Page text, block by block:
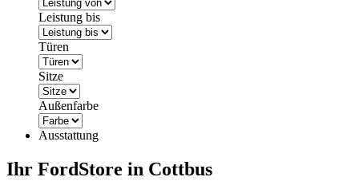
Leistung bis
Türen
Sitze
Außenfarbe
Ausstattung
Ihr FordStore in Cottbus